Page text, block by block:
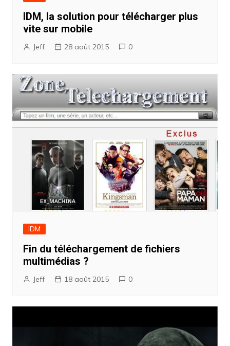
IDM, la solution pour télécharger plus
vite sur mobile
Jeff 28 août 2015 0
IDM
Fin du téléchargement de fichiers
multimédias ?
Jeff 18 août 2015 0